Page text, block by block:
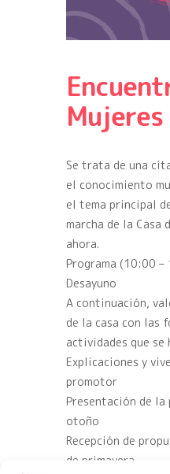
Mujeres
Se trata de una
el conocimiento
el tema principal
marcha de la Casa
ahora.
Programa (10:00 –
Desayuno
A continuación,
de la casa con las
actividades que se
Explicaciones y
promotor
Presentación de la
otoño
Recepción de
de primavera